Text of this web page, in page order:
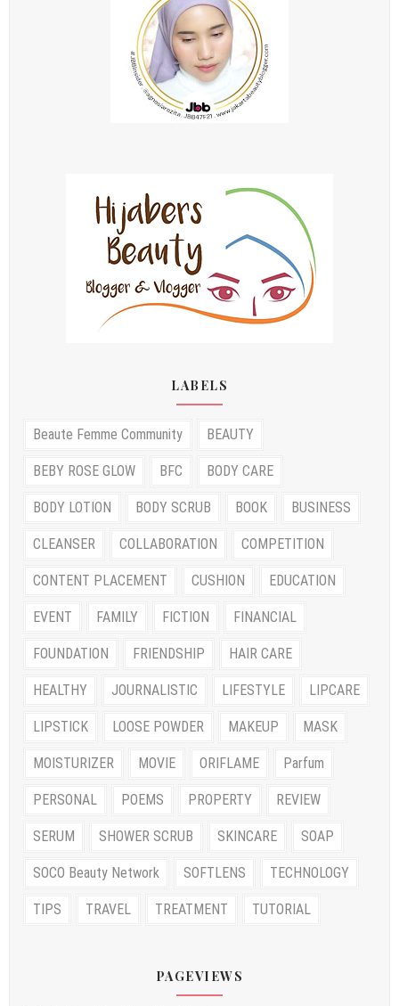
LABELS
Beaute Femme Community BEAUTY
BEBY ROSE GLOW BFC BODY CARE
BODY LOTION BODY SCRUB BOOK BUSINESS
CLEANSER COLLABORATION COMPETITION
CONTENT PLACEMENT CUSHION EDUCATION
EVENT FAMILY FICTION FINANCIAL
FOUNDATION FRIENDSHIP HAIR CARE
HEALTHY JOURNALISTIC LIFESTYLE LIPCARE
LIPSTICK LOOSE POWDER MAKEUP MASK
MOISTURIZER MOVIE ORIFLAME Parfum
PERSONAL POEMS PROPERTY REVIEW
SERUM SHOWER SCRUB SKINCARE SOAP
SOCO Beauty Network SOFTLENS TECHNOLOGY
TIPS TRAVEL TREATMENT TUTORIAL
PAGEVIEWS